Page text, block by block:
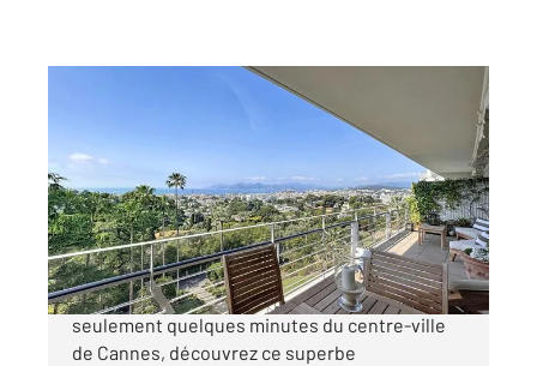
Appartement F3 à vendre
1 100 000 €
Cannes Secteur très résidentiel d'Isola Bella À
seulement quelques minutes du centre-ville
de Cannes, découvrez ce superbe